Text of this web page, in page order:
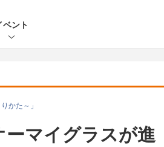
ベント
かた～」
マイグラスが進